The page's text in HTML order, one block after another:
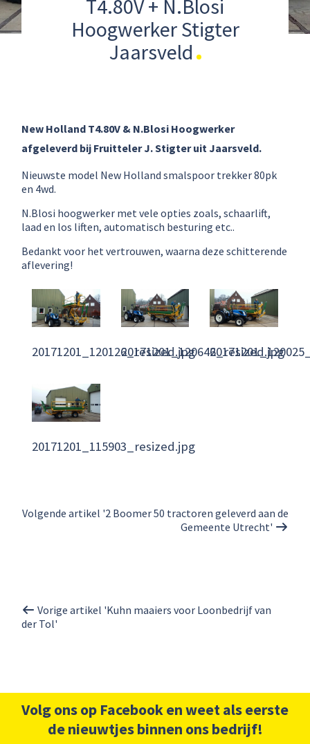
T4.80V + N.Blosi
Hoogwerker Stigter
Jaarsveld
New Holland T4.80V & N.Blosi Hoogwerker
afgeleverd bij Fruitteler J. Stigter uit Jaarsveld.
Nieuwste model New Holland smalspoor trekker 80pk
en 4wd.
N.Blosi hoogwerker met vele opties zoals, schaarlift,
laad en los liften, automatisch besturing etc..
Bedankt voor het vertrouwen, waarna deze schitterende
aflevering!
20171201_120126_resized.jpg20171201_120646_resized.jpg
20171201_115903_resized.jpg
Volgende artikel '2 Boomer 50 tractoren geleverd aan de
Gemeente Utrecht'
Vorige artikel 'Kuhn maaiers voor Loonbedrijf van
der Tol'
Volg ons op Facebook en weet als eerste
de nieuwtjes binnen ons bedrijf!